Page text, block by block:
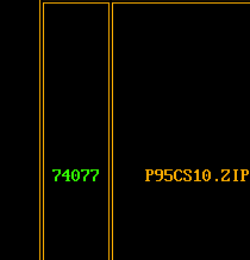
74077 P95CS10.ZIP